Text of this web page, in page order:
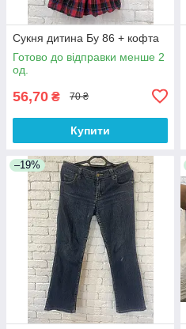
Сукня дитина Бу 86 + кофта
Готово до відправки менше 2
од.
56,70 ₴ 70 ₴
Купити
–19%